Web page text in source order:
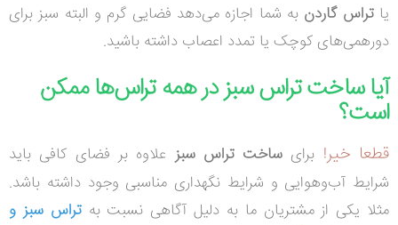
یاتراس گاردن به شما اجازه می‌دهد فضایی گرم و البته سبز برای
دورهمی‌های کوچک یا تمدد اعصاب داشته باشید.
آیا ساخت تراس سبز در همه تراس‌ها ممکن
است؟
قطعا خیر! برای ساخت تراس سبزعلاوه بر فضای کافی باید
شرایط آب‌وهوایی و شرایط نگهداری مناسبی وجود داشته باشد.
مثلا یکی از مشتریان ما به دلیل آگاهی نسبت بهتراس سبز و